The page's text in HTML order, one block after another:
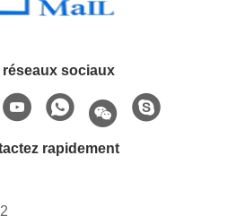
réseaux sociaux
rapidement